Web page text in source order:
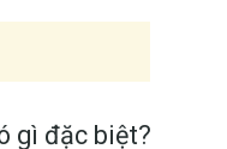
gì đặc biệt?